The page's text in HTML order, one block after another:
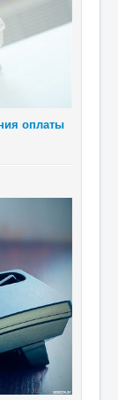
оплаты